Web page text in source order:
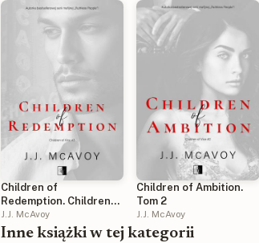
Children of
Redemption. Children
of Vice. Tom 3
J.J. McAvoy
Children of Ambition.
Tom 2
J.J. McAvoy
Inne książki w tej kategorii